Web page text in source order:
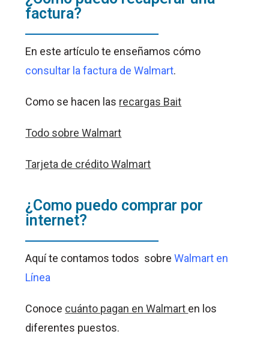
factura?
En este artículo te enseñamos cómo
consultar la factura de Walmart.
Como se hacen las recargas Bait
Todo sobre Walmart
Tarjeta de crédito Walmart
¿Como puedo comprar por
internet?
Aquí te contamos todos sobreWalmart en
Línea
Conoce cuánto pagan en Walmart en los
diferentes puestos.